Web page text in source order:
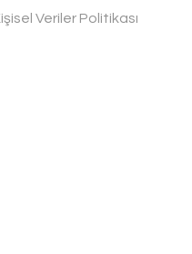
Veriler Politikası